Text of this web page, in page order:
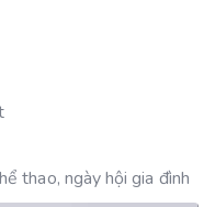
thao, ngày hội gia đình